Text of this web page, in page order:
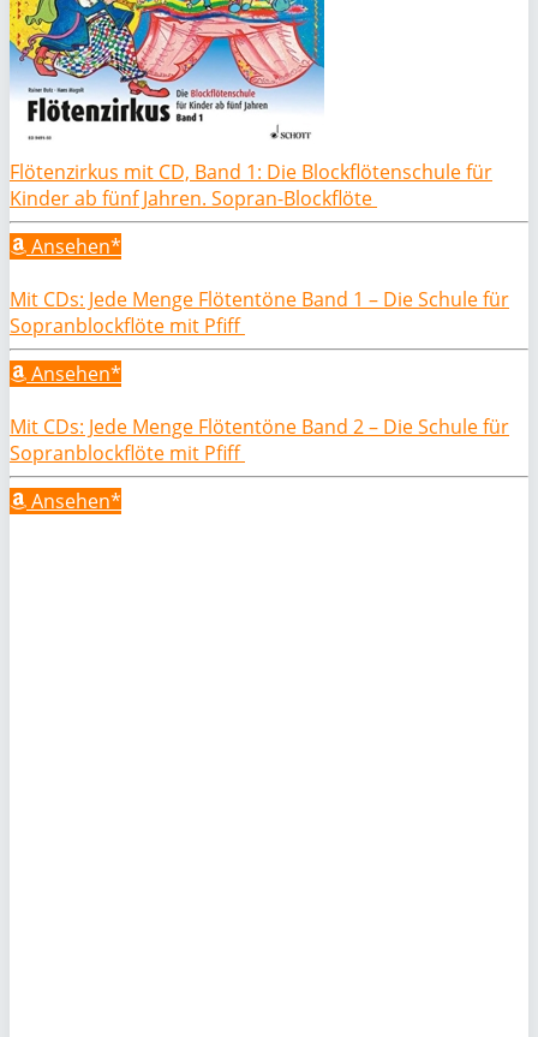
Flötenzirkus mit CD, Band 1: Die Blockflötenschule für
Kinder ab fünf Jahren. Sopran-Blockflöte
Ansehen*
Mit CDs: Jede Menge Flötentöne Band 1 – Die Schule für
Sopranblockflöte mit Pfiff
Ansehen*
Mit CDs: Jede Menge Flötentöne Band 2 – Die Schule für
Sopranblockflöte mit Pfiff
Ansehen*